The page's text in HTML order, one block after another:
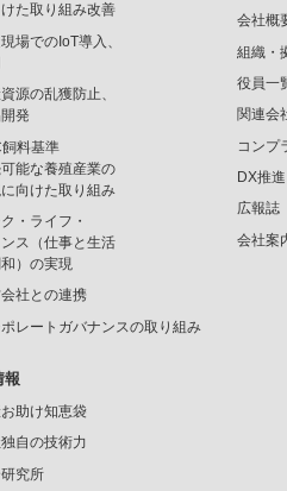
た取り組み改善
場でのIoT導入、
源の乱獲防止、
発
料基準
能な養殖産業の
向けた取り組み
・ライフ・
ス（仕事と生活
）の実現
会社との連携
ポレートガバナンスの取り組み
報
助け知恵袋
自の技術力
究所
会社概
組織・
役員一
関連会
コンプ
DX推
広報誌
会社案